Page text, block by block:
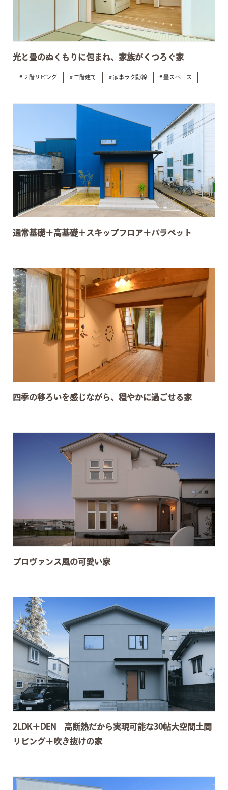
光と畳のぬくもりに包まれ、家族がくつろぐ家
２階リビング 二階建て 家事ラク動線 畳スペース
通常基礎＋高基礎＋スキップフロア＋パラペット
四季の移ろいを感じながら、穏やかに過ごせる家
プロヴァンス風の可愛い家
2LDK＋DEN 高断熱だから実現可能な30帖大空間土間
リビング＋吹き抜けの家